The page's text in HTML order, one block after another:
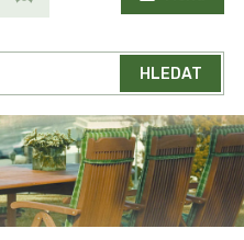
HLEDAT